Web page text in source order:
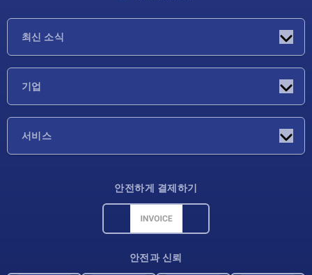
최신 소식
기업
서비스
안전하게 결제하기
안전과 신뢰